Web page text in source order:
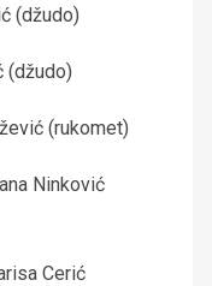
(džudo)
(džudo)
(rukomet)
Ninković
Cerić